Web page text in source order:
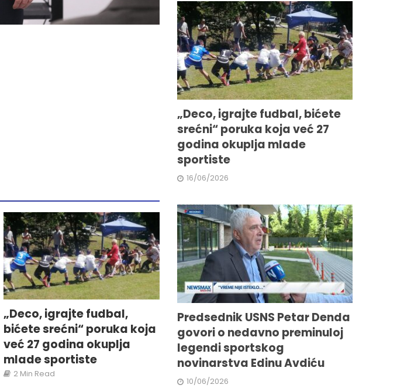
„Deco, igrajte fudbal,
bićete srećni“ poruka koja
već 27 godina okuplja
mlade sportiste
2 Min Read
„Deco, igrajte fudbal, bićete
srećni“ poruka koja već 27
godina okuplja mlade
sportiste
16/06/2026
Predsednik USNS Petar Denda
govori o nedavno preminuloj
legendi sportskog
novinarstva Edinu Avdiću
10/06/2026